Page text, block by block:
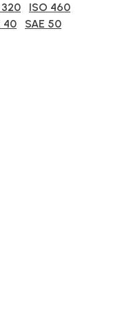
320
ISO 460
40
SAE 50